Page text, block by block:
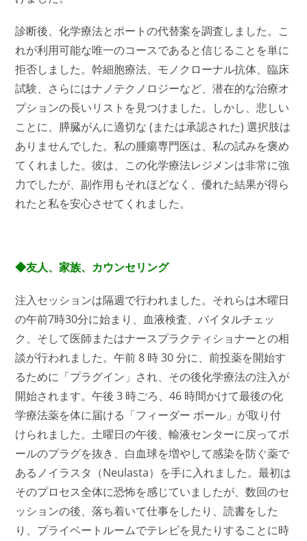
診断後、化学療法とポートの代替案を調査しました。こ
れが利用可能な唯一のコースであると信じることを単に
拒否しました。幹細胞療法、モノクローナル抗体、臨床
試験、さらにはナノテクノロジーなど、潜在的な治療オ
プションの長いリストを見つけました。しかし、悲しい
ことに、膵臓がんに適切な (または承認された) 選択肢は
ありませんでした。私の腫瘍専門医は、私の試みを褒め
てくれました。彼は、この化学療法レジメンは非常に強
力でしたが、副作用もそれほどなく、優れた結果が得ら
れたと私を安心させてくれました。
◆友人、家族、カウンセリング
注入セッションは隔週で行われました。それらは木曜日
の午前7時30分に始まり、血液検査、バイタルチェッ
ク、そして医師またはナースプラクティショナーとの相
談が行われました。午前 8 時 30 分に、前投薬を開始す
るために「プラグイン」され、その後化学療法の注入が
開始されます。午後 3 時ごろ、46 時間かけて最後の化
学療法薬を体に届ける「フィーダー ボール」が取り付
けられました。土曜日の午後、輸液センターに戻ってボ
ールのプラグを抜き、白血球を増やして感染を防ぐ薬で
あるノイラスタ（Neulasta）を手に入れました。最初は
そのプロセス全体に恐怖を感じていましたが、数回のセ
ッションの後、落ち着いて仕事をしたり、読書をした
り、プライベートルームでテレビを見たりすることに時